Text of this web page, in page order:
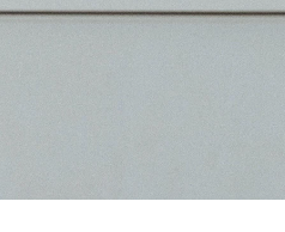
Huang Film Patch
Firming Repair